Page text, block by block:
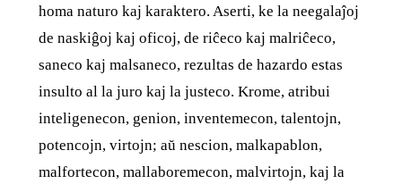
homa naturo kaj karaktero. Aserti, ke la neegalaĵoj
de naskiĝoj kaj oficoj, de riĉeco kaj malriĉeco,
saneco kaj malsaneco, rezultas de hazardo estas
insulto al la juro kaj la justeco. Krome, atribui
inteligenecon, genion, inventemecon, talentojn,
potencojn, virtojn; aŭ nescion, malkapablon,
malfortecon, mallaboremecon, malvirtojn, kaj la